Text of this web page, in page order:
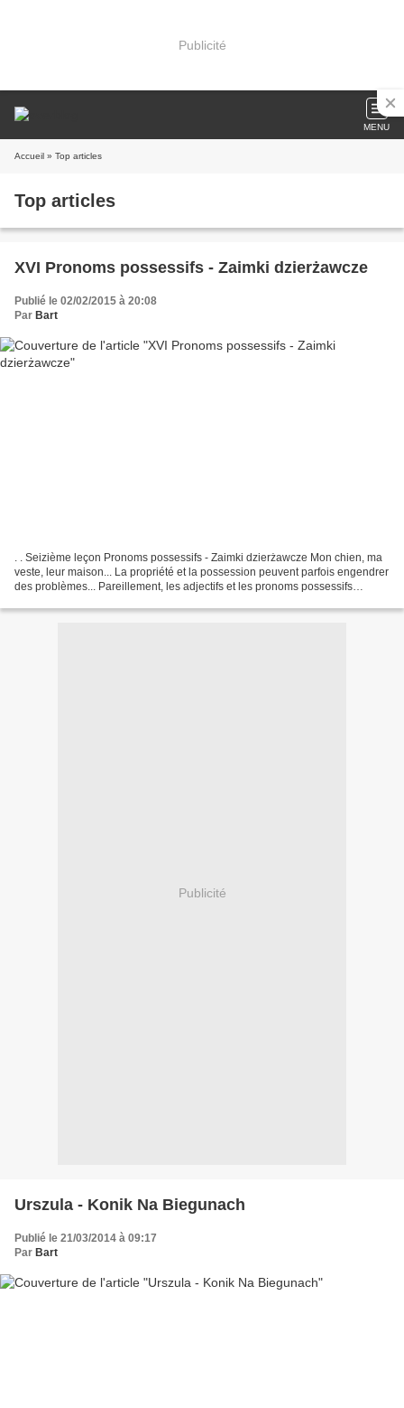
Publicité
MENU
Accueil » Top articles
Top articles
XVI Pronoms possessifs - Zaimki dzierżawcze
Publié le 02/02/2015 à 20:08
Par Bart
. . Seizième leçon Pronoms possessifs - Zaimki dzierżawcze Mon chien, ma
veste, leur maison... La propriété et la possession peuvent parfois engendrer
des problèmes... Pareillement, les adjectifs et les pronoms possessifs
Publicité
Urszula - Konik Na Biegunach
Publié le 21/03/2014 à 09:17
Par Bart